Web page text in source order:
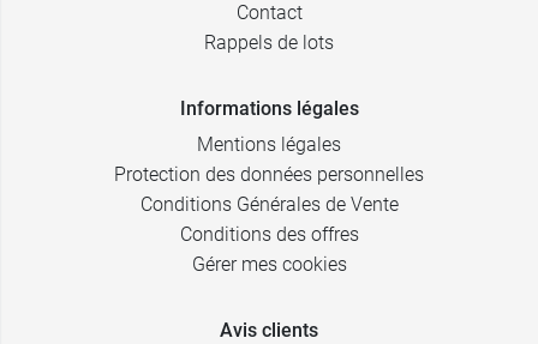
Contact
Rappels de lots
Informations légales
Mentions légales
Protection des données personnelles
Conditions Générales de Vente
Conditions des offres
Gérer mes cookies
Avis clients